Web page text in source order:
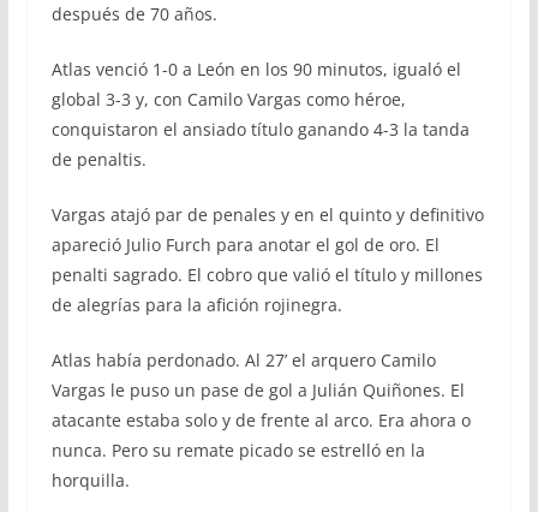
después de 70 años.
Atlas venció 1-0 a León en los 90 minutos, igualó el
global 3-3 y, con Camilo Vargas como héroe,
conquistaron el ansiado título ganando 4-3 la tanda
de penaltis.
Vargas atajó par de penales y en el quinto y definitivo
apareció Julio Furch para anotar el gol de oro. El
penalti sagrado. El cobro que valió el título y millones
de alegrías para la afición rojinegra.
Atlas había perdonado. Al 27’ el arquero Camilo
Vargas le puso un pase de gol a Julián Quiñones. El
atacante estaba solo y de frente al arco. Era ahora o
nunca. Pero su remate picado se estrelló en la
horquilla.